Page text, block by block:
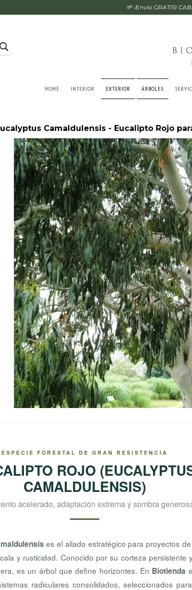
🌱 ¡Envío GRATIS!
HOME INTERIOR EXTERIOR ÁRBOLES
Camaldulensis - Eucalipto Rojo
ESPECIE FORESTAL DE GRAN RESISTENCIA
ROJO
CAMALDULENSIS)
acelerado, adaptación extrema y sombra
es el aliado estratégico para proyectos
y rusticidad. Conocido por su corteza persistente
es un árbol que define horizontes. En Biotienda
radiculares consolidados, seleccionados